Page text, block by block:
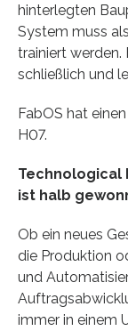
hinterlegten
System muss
trainiert werden.
schließlich und
FabOS hat
H07.
Technological
ist halb
Ob ein neues
die Produktion
und
immer in einem